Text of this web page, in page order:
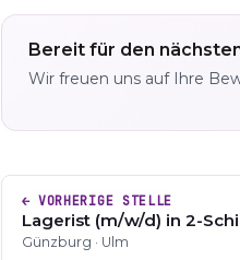
Bereit für den
Wir freuen uns auf Ihre
← VORHERIGE STELLE
Lagerist (m/w/d) in 2-
Günzburg · Ulm